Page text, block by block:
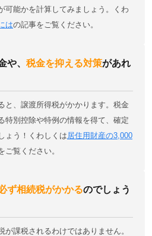
可能かを計算してみましょう。くわ
はの記事をご覧ください。
や、 税金を抑える対策があれ
と、譲渡所得税がかかります。税金
特別控除や特例の情報を得て、確定
ょう！くわしくは居住用財産の3,000
ご覧ください。
ず相続税がかかるのでしょう
課税されるわけではありません。